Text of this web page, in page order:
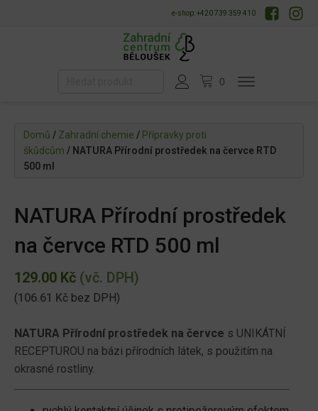
e-shop: +420 739 359 410
Domů / Zahradní chemie / Přípravky proti
škůdcům / NATURA Přírodní prostředek na červce RTD
500 ml
NATURA Přírodní prostředek
na červce RTD 500 ml
129.00 Kč (vč. DPH)
(106.61 Kč bez DPH)
NATURA Přírodní prostředek na červce s UNIKÁTNÍ
RECEPTUROU na bázi přírodních látek, s použitím na
okrasné rostliny.